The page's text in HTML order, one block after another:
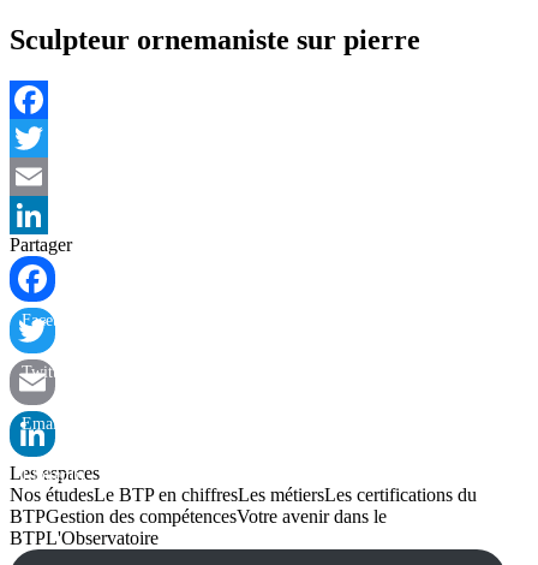
Sculpteur ornemaniste sur pierre
Facebook
Twitter
Email
LinkedIn
Partager
Facebook
Twitter
Email
LinkedIn
Les espaces
Nos étudesLe BTP en chiffresLes métiersLes certifications du
BTPGestion des compétencesVotre avenir dans le
BTPL'Observatoire